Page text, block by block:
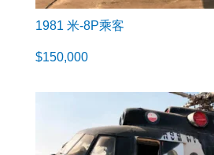
1981 米-8P乘客
$150,000